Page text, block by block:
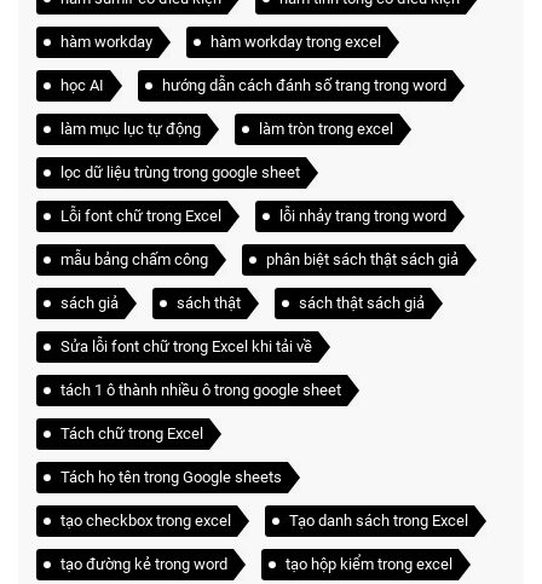
hàm workday hàm workday trong excel
học AI hướng dẫn cách đánh số trang trong word
làm mục lục tự động làm tròn trong excel
lọc dữ liệu trùng trong google sheet
Lỗi font chữ trong Excel lỗi nhảy trang trong word
mẫu bảng chấm công phân biệt sách thật sách giả
sách giả sách thật sách thật sách giả
Sửa lỗi font chữ trong Excel khi tải về
tách 1 ô thành nhiều ô trong google sheet
Tách chữ trong Excel
Tách họ tên trong Google sheets
tạo checkbox trong excel Tạo danh sách trong Excel
tạo đường kẻ trong word tạo hộp kiểm trong excel